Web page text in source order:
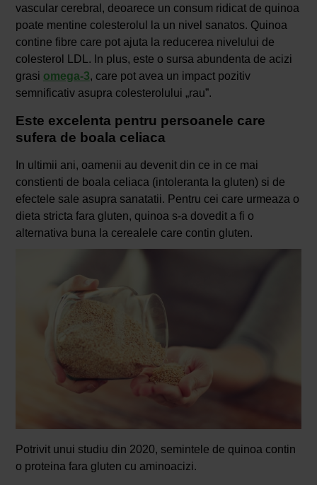
vascular cerebral, deoarece un consum ridicat de quinoa
poate mentine colesterolul la un nivel sanatos. Quinoa
contine fibre care pot ajuta la reducerea nivelului de
colesterol LDL. In plus, este o sursa abundenta de acizi
grasi omega-3, care pot avea un impact pozitiv
semnificativ asupra colesterolului „rau”.
Este excelenta pentru persoanele care
sufera de boala celiaca
In ultimii ani, oamenii au devenit din ce in ce mai
constienti de boala celiaca (intoleranta la gluten) si de
efectele sale asupra sanatatii. Pentru cei care urmeaza o
dieta stricta fara gluten, quinoa s-a dovedit a fi o
alternativa buna la cerealele care contin gluten.
Potrivit unui studiu din 2020, semintele de quinoa contin
o proteina fara gluten cu aminoacizi.